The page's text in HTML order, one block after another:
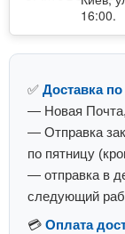
16:00.
✅ Доставка
— Новая Почта,
— Отправка
по пятницу
— отправка в
следующий
💳 Оплата